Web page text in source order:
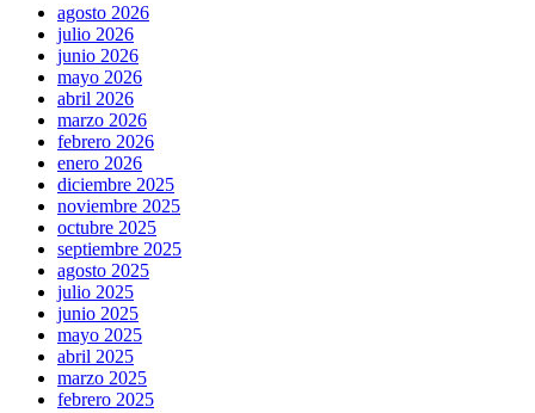
agosto 2026
julio 2026
junio 2026
mayo 2026
abril 2026
marzo 2026
febrero 2026
enero 2026
diciembre 2025
noviembre 2025
octubre 2025
septiembre 2025
agosto 2025
julio 2025
junio 2025
mayo 2025
abril 2025
marzo 2025
febrero 2025